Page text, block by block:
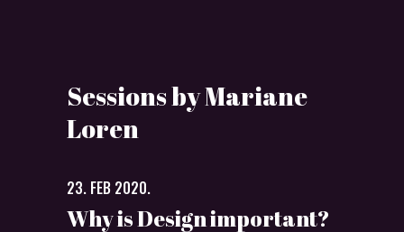
Sessions by Mariane
Loren
23. FEB 2020.
Why is Design important?